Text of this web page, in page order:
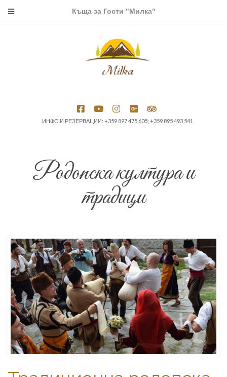
Къща за Гости "Милка"
ИНФО И РЕЗЕРВАЦИИ: +359 897 475 605; +359 895 493 541
Родопска култура и
традици